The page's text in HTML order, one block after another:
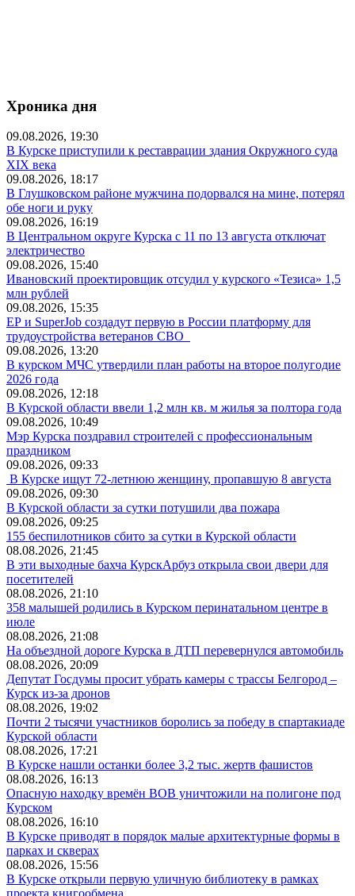
Хроника дня
09.08.2026, 19:30
В Курске приступили к реставрации здания Окружного суда
XIX века
09.08.2026, 18:17
В Глушковском районе мужчина подорвался на мине, потерял
обе ноги и руку
09.08.2026, 16:19
В Центральном округе Курска с 11 по 13 августа отключат
электричество
09.08.2026, 15:40
Ивановский проектировщик отсудил у курского «Тезиса» 1,5
млн рублей
09.08.2026, 15:35
ЕР и SuperJob создадут первую в России платформу для
трудоустройства ветеранов СВО
09.08.2026, 13:20
В курском МЧС утвердили план работы на второе полугодие
2026 года
09.08.2026, 12:18
В Курской области ввели 1,2 млн кв. м жилья за полтора года
09.08.2026, 10:49
Мэр Курска поздравил строителей с профессиональным
праздником
09.08.2026, 09:33
В Курске ищут 72-летнюю женщину, пропавшую 8 августа
09.08.2026, 09:30
В Курской области за сутки потушили два пожара
09.08.2026, 09:25
155 беспилотников сбито за сутки в Курской области
08.08.2026, 21:45
В эти выходные бахча КурскАрбуз открыла свои двери для
посетителей
08.08.2026, 21:10
358 малышей родились в Курском перинатальном центре в
июле
08.08.2026, 21:08
На объездной дороге Курска в ДТП перевернулся автомобиль
08.08.2026, 20:09
Депутат Госдумы просит убрать камеры с трассы Белгород –
Курск из-за дронов
08.08.2026, 19:02
Почти 2 тысячи участников боролись за победу в спартакиаде
Курской области
08.08.2026, 17:21
В Курске нашли останки более 3,2 тыс. жертв фашистов
08.08.2026, 16:13
Опасную находку времён ВОВ уничтожили на полигоне под
Курском
08.08.2026, 16:10
В Курске приводят в порядок малые архитектурные формы в
парках и скверах
08.08.2026, 15:56
В Курске открыли первую уличную библиотеку в рамках